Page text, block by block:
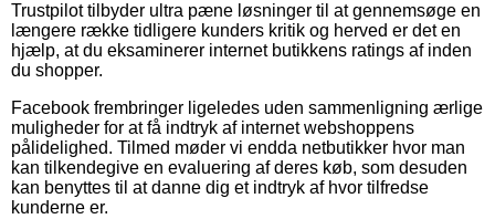
Trustpilot tilbyder ultra pæne løsninger til at gennemsøge en
længere række tidligere kunders kritik og herved er det en
hjælp, at du eksaminerer internet butikkens ratings af inden
du shopper.
Facebook frembringer ligeledes uden sammenligning ærlige
muligheder for at få indtryk af internet webshoppens
pålidelighed. Tilmed møder vi endda netbutikker hvor man
kan tilkendegive en evaluering af deres køb, som desuden
kan benyttes til at danne dig et indtryk af hvor tilfredse
kunderne er.